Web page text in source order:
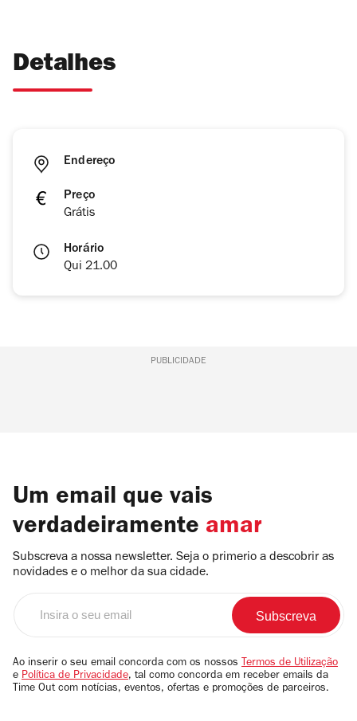
Detalhes
Endereço
Preço
Grátis
Horário
Qui 21.00
PUBLICIDADE
Um email que vais
verdadeiramente amar
Subscreva a nossa newsletter. Seja o primerio a descobrir as
novidades e o melhor da sua cidade.
email
Ao inserir o seu email concorda com os nossos Termos de Utilização
e Política de Privacidade, tal como concorda em receber emails da
Time Out com notícias, eventos, ofertas e promoções de parceiros.